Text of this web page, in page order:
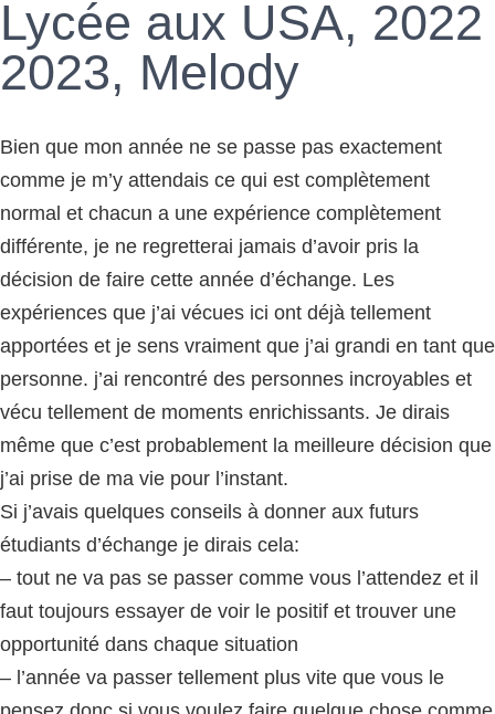
Lycée aux USA, 2022
2023, Melody
Bien que mon année ne se passe pas exactement
comme je m’y attendais ce qui est complètement
normal et chacun a une expérience complètement
différente, je ne regretterai jamais d’avoir pris la
décision de faire cette année d’échange. Les
expériences que j’ai vécues ici ont déjà tellement
apportées et je sens vraiment que j’ai grandi en tant que
personne. j’ai rencontré des personnes incroyables et
vécu tellement de moments enrichissants. Je dirais
même que c’est probablement la meilleure décision que
j’ai prise de ma vie pour l’instant.
Si j’avais quelques conseils à donner aux futurs
étudiants d’échange je dirais cela:
– tout ne va pas se passer comme vous l’attendez et il
faut toujours essayer de voir le positif et trouver une
opportunité dans chaque situation
– l’année va passer tellement plus vite que vous le